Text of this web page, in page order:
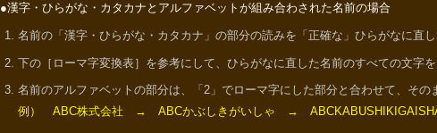
●漢字・ひらがな・カタカナとアルファベットが組み合わされた名前の場合
名前の「漢字・ひらがな・カタカナ」の部分の読みを「正確な」ひらがなに直し
下の［ローマ字変換表］を参考にして、ひらがなに直した名前のすべての文字
名前のアルファベットの部分は、「2」でローマ字にした部分と合わせて、その
例） ABC株式会社 → ABCかぶしきがいしゃ →